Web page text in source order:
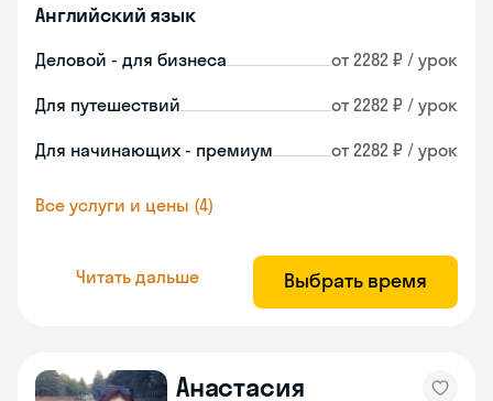
Английский язык
Деловой - для бизнеса от 2282 ₽ / урок
Для путешествий от 2282 ₽ / урок
Для начинающих - премиум от 2282 ₽ / урок
Все услуги и цены (4)
Читать дальше Выбрать время
Анастасия